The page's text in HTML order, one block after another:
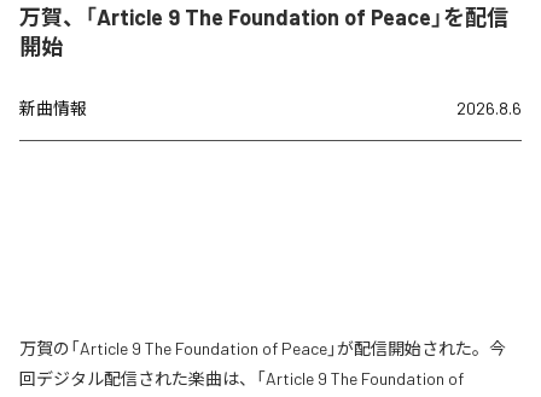
万賀、「Article 9 The Foundation of Peace」を配信
開始
新曲情報 2026.8.6
万賀の「Article 9 The Foundation of Peace」が配信開始された。今
回デジタル配信された楽曲は、「Article 9 The Foundation of